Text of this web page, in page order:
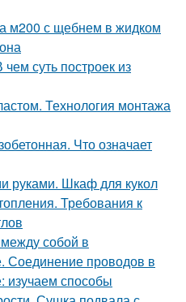
м200 с щебнем в жидком
суть построек из
Технология монтажа
Что означает
руками. Шкаф для кукол
Требования к
собой в
Соединение проводов в
изучаем способы